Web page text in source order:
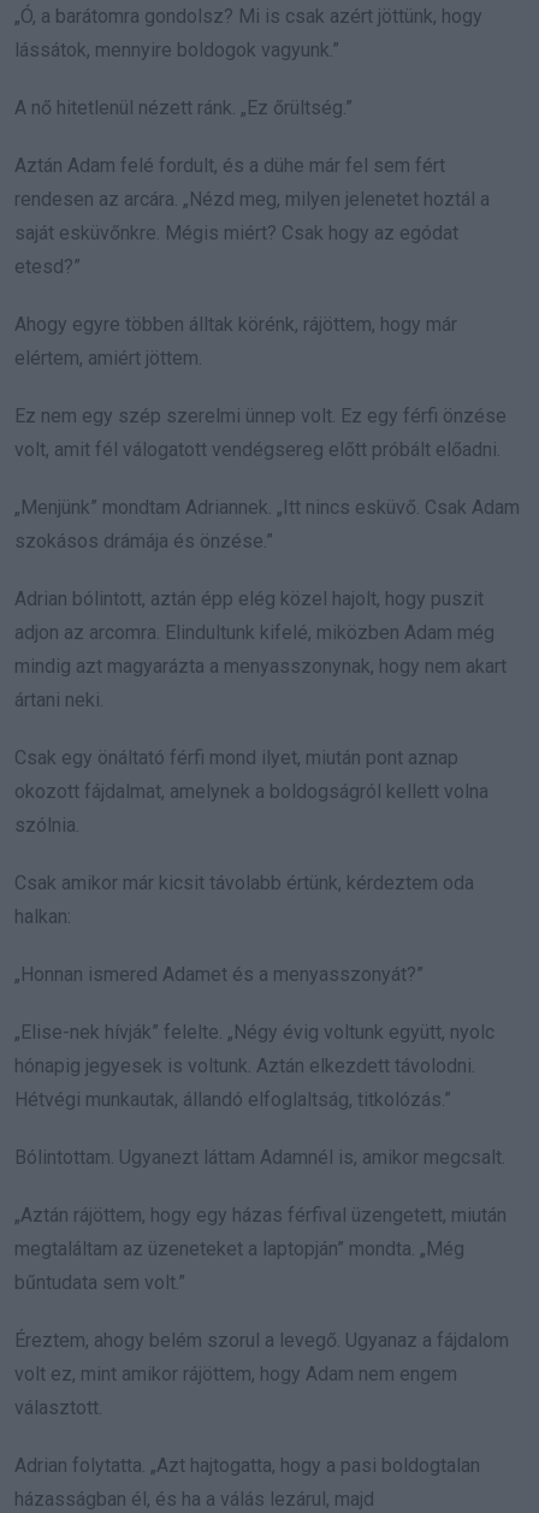
„Ó, a barátomra gondolsz? Mi is csak azért jöttünk, hogy
lássátok, mennyire boldogok vagyunk.”
A nő hitetlenül nézett ránk. „Ez őrültség.”
Aztán Adam felé fordult, és a dühe már fel sem fért
rendesen az arcára. „Nézd meg, milyen jelenetet hoztál a
saját esküvőnkre. Mégis miért? Csak hogy az egódat
etesd?”
Ahogy egyre többen álltak körénk, rájöttem, hogy már
elértem, amiért jöttem.
Ez nem egy szép szerelmi ünnep volt. Ez egy férfi önzése
volt, amit fél válogatott vendégsereg előtt próbált előadni.
„Menjünk” mondtam Adriannek. „Itt nincs esküvő. Csak Adam
szokásos drámája és önzése.”
Adrian bólintott, aztán épp elég közel hajolt, hogy puszit
adjon az arcomra. Elindultunk kifelé, miközben Adam még
mindig azt magyarázta a menyasszonynak, hogy nem akart
ártani neki.
Csak egy önáltató férfi mond ilyet, miután pont aznap
okozott fájdalmat, amelynek a boldogságról kellett volna
szólnia.
Csak amikor már kicsit távolabb értünk, kérdeztem oda
halkan:
„Honnan ismered Adamet és a menyasszonyát?”
„Elise-nek hívják” felelte. „Négy évig voltunk együtt, nyolc
hónapig jegyesek is voltunk. Aztán elkezdett távolodni.
Hétvégi munkautak, állandó elfoglaltság, titkolózás.”
Bólintottam. Ugyanezt láttam Adamnél is, amikor megcsalt.
„Aztán rájöttem, hogy egy házas férfival üzengetett, miután
megtaláltam az üzeneteket a laptopján” mondta. „Még
bűntudata sem volt.”
Éreztem, ahogy belém szorul a levegő. Ugyanaz a fájdalom
volt ez, mint amikor rájöttem, hogy Adam nem engem
választott.
Adrian folytatta. „Azt hajtogatta, hogy a pasi boldogtalan
házasságban él, és ha a válás lezárul, majd